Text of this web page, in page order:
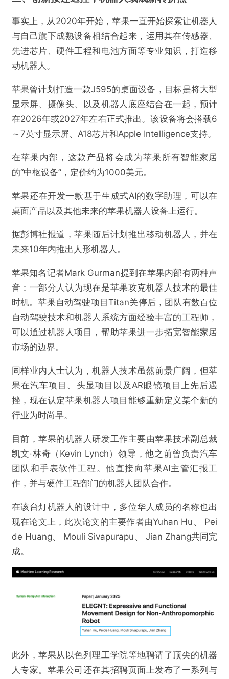
事实上，从2020年开始，苹果一直开始探索让机器人
与自己旗下成熟设备相结合起来，运用其在传感器、
先进芯片、硬件工程和电池方面等专业知识，打造移
动机器人。
苹果曾计划打造一款J595的桌面设备，目标是将大型
显示屏、摄像头、以及机器人底座结合在一起，预计
在2026年或2027年左右正式推出。该设备将会搭载6
～7英寸显示屏、A18芯片和Apple Intelligence支持。
在苹果内部，这款产品将会成为苹果所有智能家居
的“中枢设备”，定价约为1000美元。
苹果还在开发一款基于生成式AI的数字助理，可以在
桌面产品以及其他未来的苹果机器人设备上运行。
据彭博社报道，苹果随后计划推出移动机器人，并在
未来10年内推出人形机器人。
苹果知名记者Mark Gurman提到在苹果内部有两种声
音：一部分人认为现在是苹果攻克机器人技术的最佳
时机。苹果自动驾驶项目Titan关停后，团队有数百位
自动驾驶技术和机器人系统方面经验丰富的工程师，
可以通过机器人项目，帮助苹果进一步拓宽智能家居
市场的边界。
同样业内人士认为，机器人技术虽然前景广阔，但苹
果在汽车项目、头显项目以及AR眼镜项目上先后遇
挫，现在认定苹果机器人项目能够重新定义某个新的
行业为时尚早。
目前，苹果的机器人研发工作主要由苹果技术副总裁
凯文·林奇 （Kevin Lynch）领导，他之前曾负责汽车
团队和手表软件工程。他直接向苹果AI主管汇报工
作，并与硬件工程部门的机器人团队合作。
在该台灯机器人的设计中，多位华人成员的名称也出
现在论文上，此次论文的主要作者由Yuhan Hu、 Pei
de Huang、 Mouli Sivapurapu、 Jian Zhang共同完
成。
此外，苹果从以色列理工学院等地聘请了顶尖的机器
人专家。苹果公司还在其招聘页面上发布了一系列与